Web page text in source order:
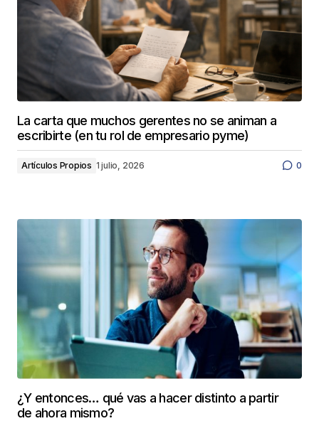
La carta que muchos gerentes no se animan a
escribirte (en tu rol de empresario pyme)
Artículos Propios 1 julio, 2026 0
¿Y entonces… qué vas a hacer distinto a partir
de ahora mismo?